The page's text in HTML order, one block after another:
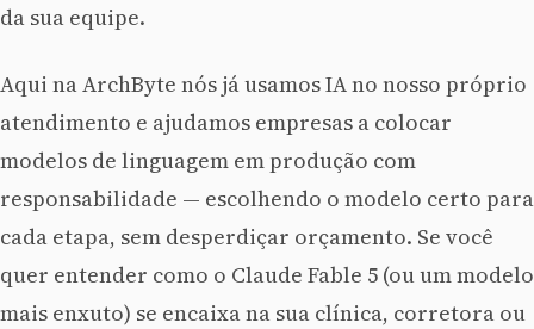
da sua equipe.
Aqui na ArchByte nós já usamos IA no nosso próprio
atendimento e ajudamos empresas a colocar
modelos de linguagem em produção com
responsabilidade — escolhendo o modelo certo para
cada etapa, sem desperdiçar orçamento. Se você
quer entender como o Claude Fable 5 (ou um modelo
mais enxuto) se encaixa na sua clínica, corretora ou